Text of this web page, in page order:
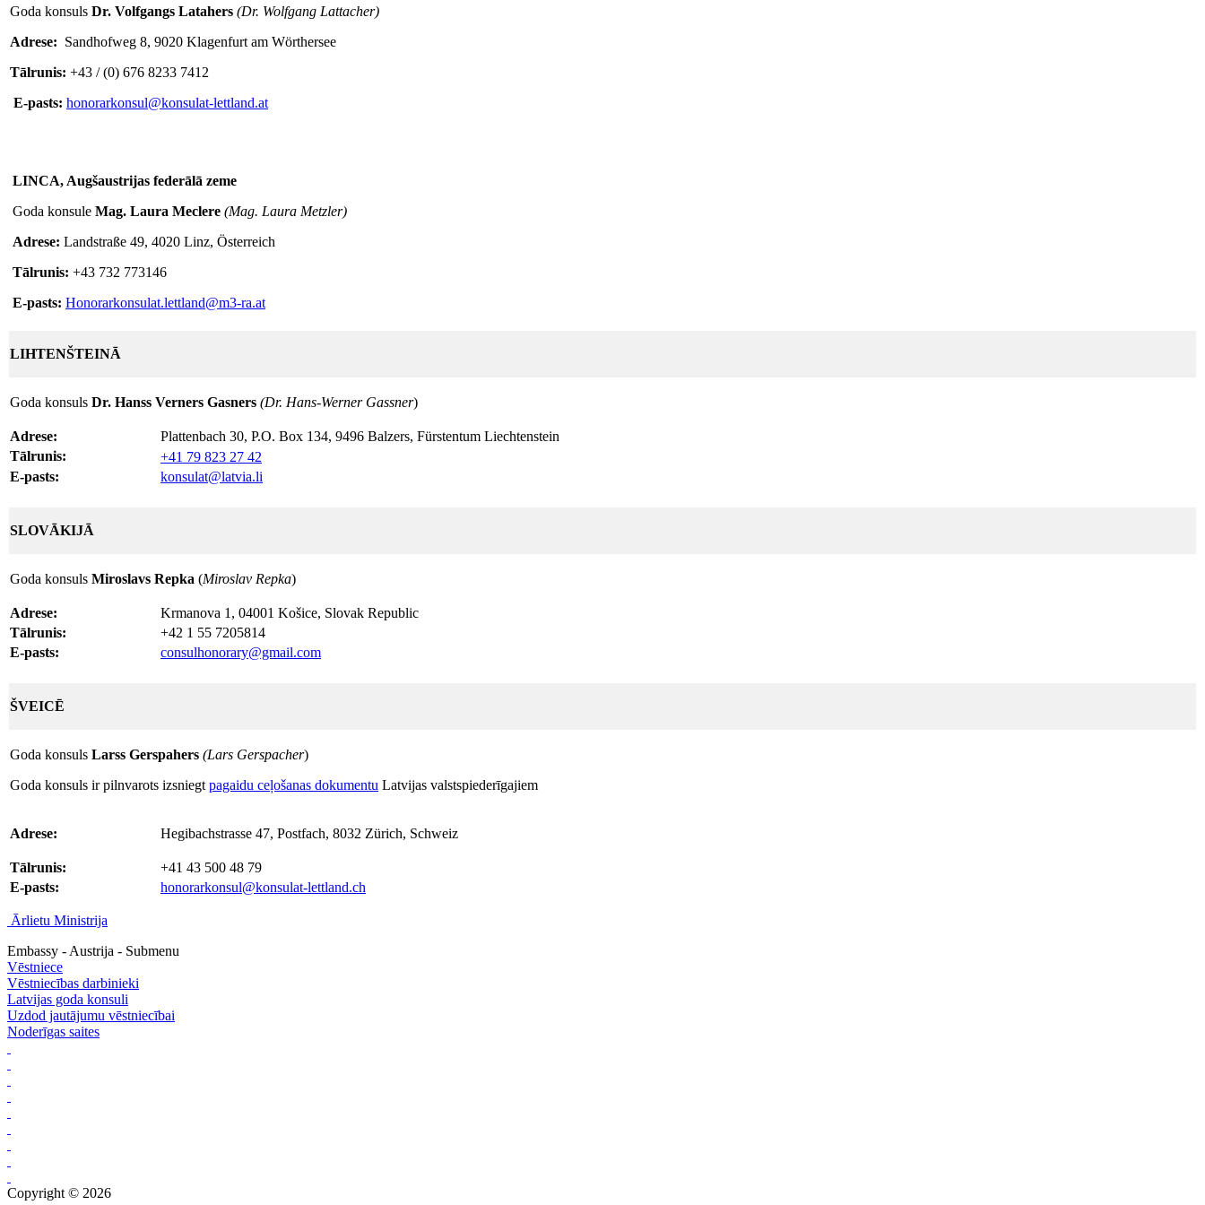
Goda konsuls Dr. Volfgangs Latahers (Dr. Wolfgang Lattacher)
Adrese: Sandhofweg 8, 9020 Klagenfurt am Wörthersee
Tālrunis: +43 / (0) 676 8233 7412
E-pasts: honorarkonsul@konsulat-lettland.at
LINCA, Augšaustrijas federālā zeme
Goda konsule Mag. Laura Meclere (Mag. Laura Metzler)
Adrese: Landstraße 49, 4020 Linz, Österreich
Tālrunis: +43 732 773146
E-pasts: Honorarkonsulat.lettland@m3-ra.at
LIHTENŠTEINĀ
Goda konsuls Dr. Hanss Verners Gasners (Dr. Hans-Werner Gassner)
Adrese:
Plattenbach 30, P.O. Box 134, 9496 Balzers, Fürstentum Liechtenstein
Tālrunis:
+41 79 823 27 42
E-pasts:
konsulat@latvia.li
SLOVĀKIJĀ
Goda konsuls Miroslavs Repka (Miroslav Repka)
Adrese:
Krmanova 1, 04001 Košice, Slovak Republic
Tālrunis:
+42 1 55 7205814
E-pasts:
consulhonorary@gmail.com
ŠVEICĒ
Goda konsuls Larss Gerspahers (Lars Gerspacher)
Goda konsuls ir pilnvarots izsniegt pagaidu ceļošanas dokumentu Latvijas valstspiederīgajiem
Adrese: Hegibachstrasse 47, Postfach, 8032 Zürich, Schweiz
Tālrunis:
+41 43 500 48 79
E-pasts:
honorarkonsul@konsulat-lettland.ch
Ārlietu Ministrija
Embassy - Austrija - Submenu
Vēstniece
Vēstniecības darbinieki
Latvijas goda konsuli
Uzdod jautājumu vēstniecībai
Noderīgas saites
Copyright © 2026